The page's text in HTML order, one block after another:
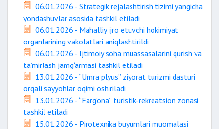
06.01.2026 - Strategik rejalashtirish tizimi yangicha
yondashuvlar asosida tashkil etiladi
06.01.2026 - Mahalliy ijro etuvchi hokimiyat
organlarining vakolatlari aniqlashtirildi
06.01.2026 - Ijtimoiy soha muassasalarini qurish va
ta’mirlash jamg‘armasi tashkil etiladi
13.01.2026 - “Umra plyus” ziyorat turizmi dasturi
orqali sayyohlar oqimi oshiriladi
13.01.2026 - “Farg‘ona” turistik-rekreatsion zonasi
tashkil etiladi
15.01.2026 - Pirotexnika buyumlari muomalasi